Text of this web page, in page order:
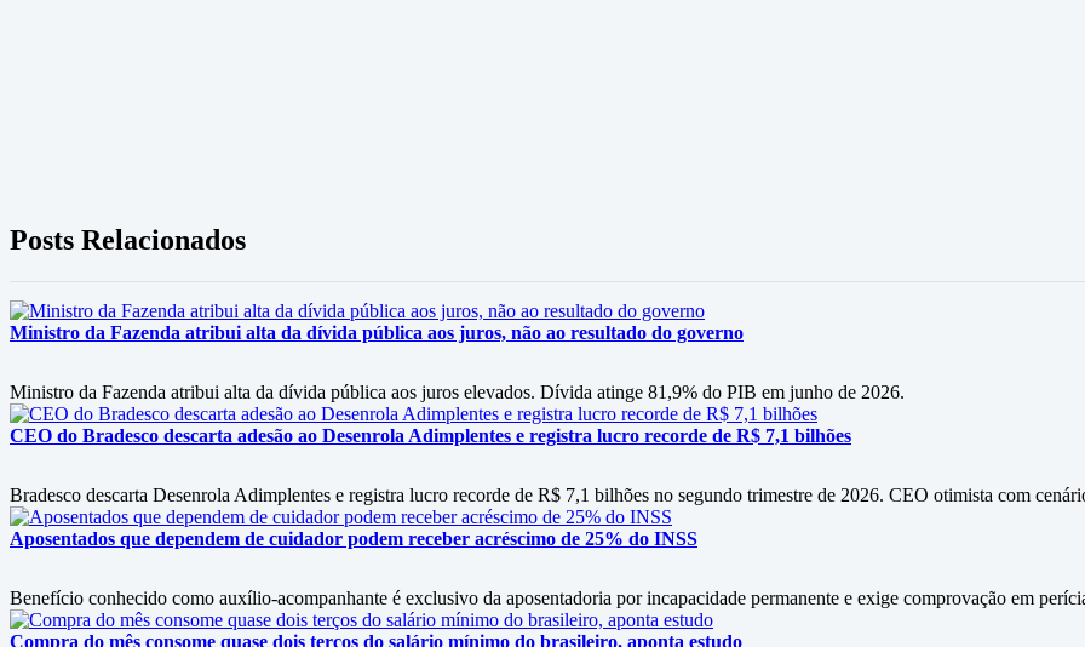
Posts Relacionados
Ministro da Fazenda atribui alta da dívida pública aos juros, não ao resultado do governo
Ministro da Fazenda atribui alta da dívida pública aos juros elevados. Dívida atinge 81,9% do PIB em junho de 2026.
CEO do Bradesco descarta adesão ao Desenrola Adimplentes e registra lucro recorde de R$ 7,1 bilhões
Bradesco descarta Desenrola Adimplentes e registra lucro recorde de R$ 7,1 bilhões no segundo trimestre de 2026. CEO otimista com
Aposentados que dependem de cuidador podem receber acréscimo de 25% do INSS
Benefício conhecido como auxílio-acompanhante é exclusivo da aposentadoria por incapacidade permanente e exige comprovação em
Compra do mês consome quase dois terços do salário mínimo do brasileiro, aponta estudo